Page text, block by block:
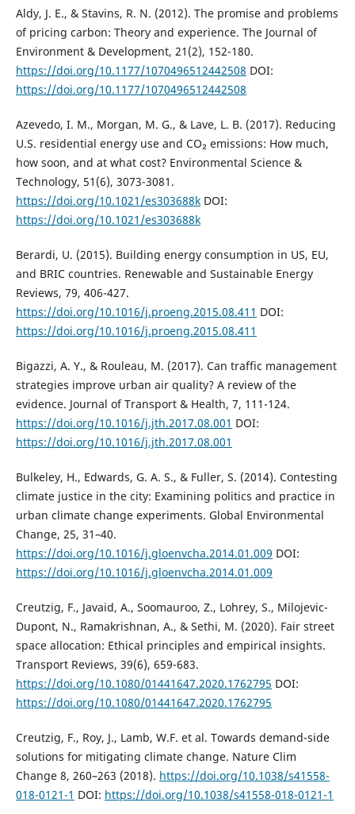
Aldy, J. E., & Stavins, R. N. (2012). The promise and problems
of pricing carbon: Theory and experience. The Journal of
Environment & Development, 21(2), 152-180.
https://doi.org/10.1177/1070496512442508 DOI:
https://doi.org/10.1177/1070496512442508
Azevedo, I. M., Morgan, M. G., & Lave, L. B. (2017). Reducing
U.S. residential energy use and CO₂ emissions: How much,
how soon, and at what cost? Environmental Science &
Technology, 51(6), 3073-3081.
https://doi.org/10.1021/es303688kDOI:
https://doi.org/10.1021/es303688k
Berardi, U. (2015). Building energy consumption in US, EU,
and BRIC countries. Renewable and Sustainable Energy
Reviews, 79, 406-427.
https://doi.org/10.1016/j.proeng.2015.08.411 DOI:
https://doi.org/10.1016/j.proeng.2015.08.411
Bigazzi, A. Y., & Rouleau, M. (2017). Can traffic management
strategies improve urban air quality? A review of the
evidence. Journal of Transport & Health, 7, 111-124.
https://doi.org/10.1016/j.jth.2017.08.001 DOI:
https://doi.org/10.1016/j.jth.2017.08.001
Bulkeley, H., Edwards, G. A. S., & Fuller, S. (2014). Contesting
climate justice in the city: Examining politics and practice in
urban climate change experiments. Global Environmental
Change, 25, 31–40.
https://doi.org/10.1016/j.gloenvcha.2014.01.009 DOI:
https://doi.org/10.1016/j.gloenvcha.2014.01.009
Creutzig, F., Javaid, A., Soomauroo, Z., Lohrey, S., Milojevic-
Dupont, N., Ramakrishnan, A., & Sethi, M. (2020). Fair street
space allocation: Ethical principles and empirical insights.
Transport Reviews, 39(6), 659-683.
https://doi.org/10.1080/01441647.2020.1762795 DOI:
https://doi.org/10.1080/01441647.2020.1762795
Creutzig, F., Roy, J., Lamb, W.F. et al. Towards demand-side
solutions for mitigating climate change. Nature Clim
Change 8, 260–263 (2018). https://doi.org/10.1038/s41558-
018-0121-1 DOI: https://doi.org/10.1038/s41558-018-0121-1